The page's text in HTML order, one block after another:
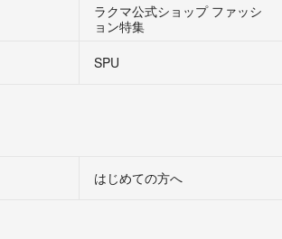
ラクマ公式ショップ ファッシ
ョン特集
SPU
はじめての方へ